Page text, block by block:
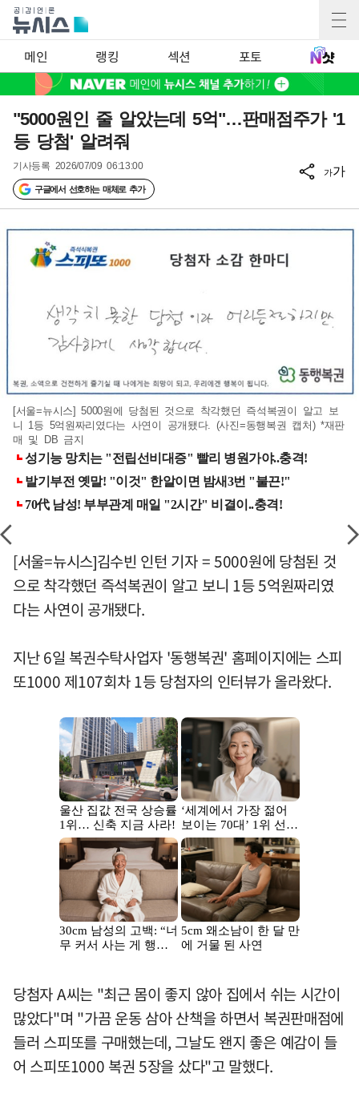
메인 랭킹 섹션 포토
"5000원인 줄 알았는데 5억"…판매점주가 '1
등 당첨' 알려줘
기사등록 2026/07/09 06:13:00
구글에서 선호하는 매체로 추가
가가
[서울=뉴시스] 5000원에 당첨된 것으로 착각했던 즉석복권이 알고 보
니 1등 5억원짜리였다는 사연이 공개됐다. (사진=동행복권 캡처) *재판
매 및 DB 금지
[서울=뉴시스]김수빈 인턴 기자 = 5000원에 당첨된 것
으로 착각했던 즉석복권이 알고 보니 1등 5억원짜리였
다는 사연이 공개됐다.
지난 6일 복권수탁사업자 '동행복권' 홈페이지에는 스피
또1000 제107회차 1등 당첨자의 인터뷰가 올라왔다.
당첨자 A씨는 "최근 몸이 좋지 않아 집에서 쉬는 시간이
많았다"며 "가끔 운동 삼아 산책을 하면서 복권판매점에
들러 스피또를 구매했는데, 그날도 왠지 좋은 예감이 들
어 스피또1000 복권 5장을 샀다"고 말했다.